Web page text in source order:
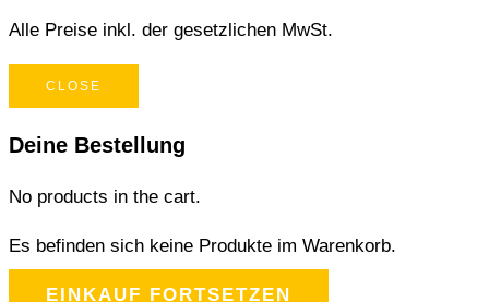
Alle Preise inkl. der gesetzlichen MwSt.
CLOSE
Deine Bestellung
No products in the cart.
Es befinden sich keine Produkte im Warenkorb.
EINKAUF FORTSETZEN